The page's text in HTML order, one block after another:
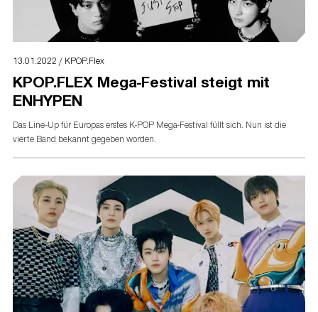
13.01.2022 / KPOP.Flex
KPOP.FLEX Mega-Festival steigt mit
ENHYPEN
Das Line-Up für Europas erstes K-POP Mega-Festival füllt sich. Nun ist die
vierte Band bekannt gegeben worden.